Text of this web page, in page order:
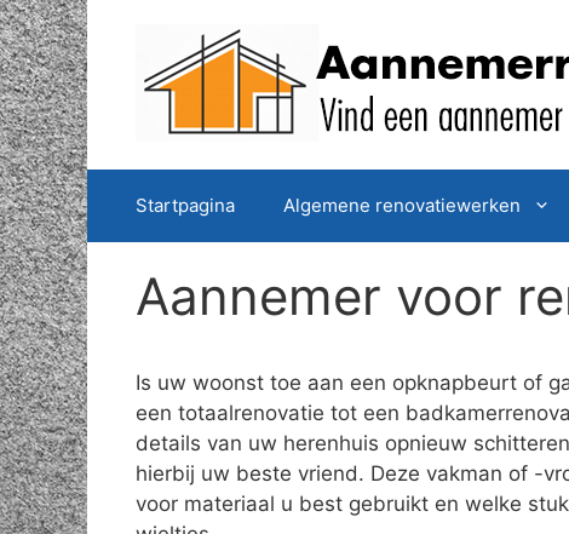
Spring
naar
de
inhoud
Startpagina Algemene renovatiewerken
Aannemer voor
Is uw woonst toe aan een opknapbeurt of
een totaalrenovatie tot een
details van uw herenhuis opnieuw
hierbij uw beste vriend. Deze vakman of -
voor materiaal u best gebruikt en welke